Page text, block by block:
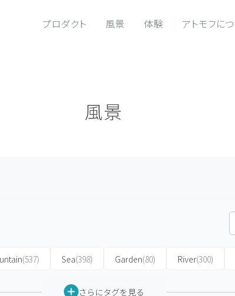
プロダクト 風景 体験 アトモフに
風景
(537) Sea(398) Garden(80) River(300)
さらにタグを見る